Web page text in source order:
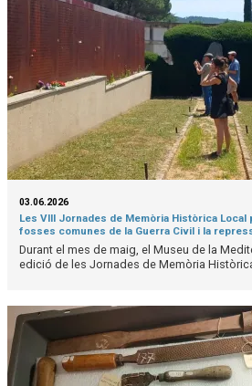
03.06.2026
Les VIII Jornades de Memòria Històrica
fosses comunes de la Guerra Civil i la
Durant el mes de maig, el Museu de la
edició de les Jornades de Memòria